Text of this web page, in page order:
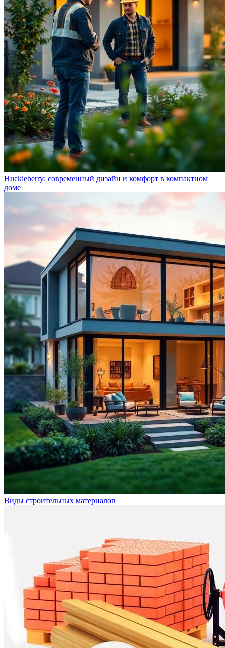
Huckleberry: современный дизайн и комфорт в компактном
доме
Виды строительных материалов